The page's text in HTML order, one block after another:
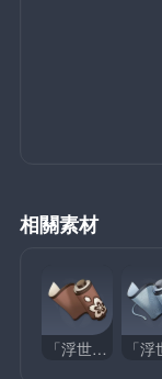
相關素材
「浮世」的教導